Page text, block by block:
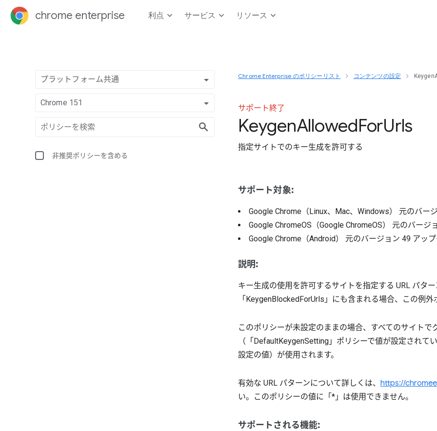
chrome enterprise 利点 サービス リソース
プラットフォーム共通
Chrome 151
非推奨ポリシーを含める
Chrome Enterprise のポリシーリスト コンテンツの設定
サポート終了
KeygenAllowedForUrls
指定サイトでのキー生成を許可する
サポート対象:
Google Chrome（Linux、Mac、Windows） 元のバー
Google ChromeOS（Google ChromeOS） 元のバージ
Google Chrome（Android） 元のバージョン 49 アッ
説明:
キー生成の使用を許可するサイトを指定する URL パタ
「KeygenBlockedForUrls」にも含まれる場合、この例外
このポリシーが未設定のままの場合、すべてのサイトで
（「DefaultKeygenSetting」ポリシーで値が設定され
設定の値）が使用されます。
有効な URL パターンについて詳しくは、 https://
い。このポリシーの値に「*」は使用できません。
サポートされる機能: